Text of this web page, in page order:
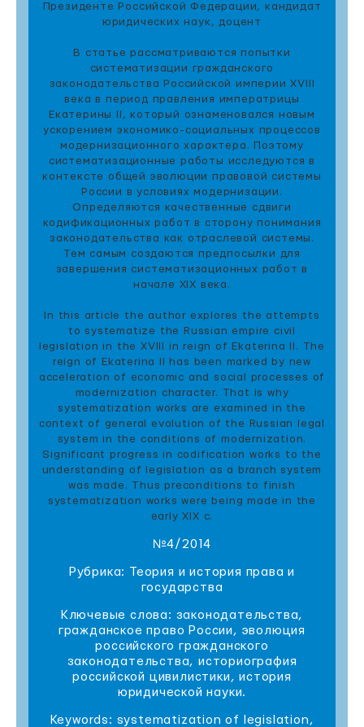
Президенте Российской Федерации, кандидат
юридических наук, доцент
В статье рассматриваются попытки
систематизации гражданского
законодательства Российской империи XVIII
века в период правления императрицы
Екатерины II, который ознаменовался новым
ускорением экономико-социальных процессов
модернизационного характера. Поэтому
систематизационные работы исследуются в
контексте общей эволюции правовой системы
России в условиях модернизации.
Определяются качественные сдвиги
кодификационных работ в сторону понимания
законодательства как отраслевой системы.
Тем самым создаются предпосылки для
завершения систематизационных работ в
начале XIX века.
In this article the author explores the attempts
to systematize the Russian empire civil
legislation in the XVIII in reign of Ekaterina II. The
reign of Ekaterina II has been marked by new
acceleration of economic and social processes of
modernization character. That is why
systematization works are examined in the
context of general evolution of the Russian legal
system in the conditions of modernization.
Significant progress in codification works to the
understanding of legislation as a branch system
was made. Thus preconditions to finish
systematization works were being made in the
early XIX c.
№4/2014
Рубрика: Теория и история права и
государства
Ключевые слова: законодательства,
гражданское право России, эволюция
российского гражданского
законодательства, историография
российской цивилистики, история
юридической науки.
Keywords: systematization of legislation,